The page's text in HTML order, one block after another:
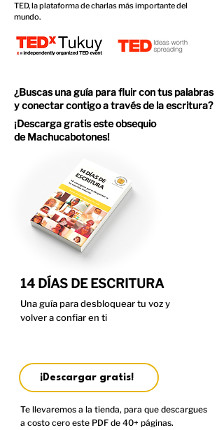
TED, la plataforma de charlas más importante del
mundo.
¿Buscas una guía para fluir con tus palabras
y conectar contigo a través de la escritura?
14 DÍAS DE ESCRITURA
Una guía para desbloquear tu voz y
volver a confiar en ti
¡Descargar gratis!
Te llevaremos a la tienda, para que descargues
a costo cero este PDF de 40+ páginas.
¡Descarga gratis este obsequio
de Machucabotones!